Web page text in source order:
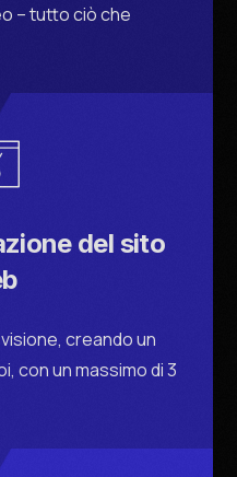
– tutto ciò che
del sito
creando un
con un massimo di 3